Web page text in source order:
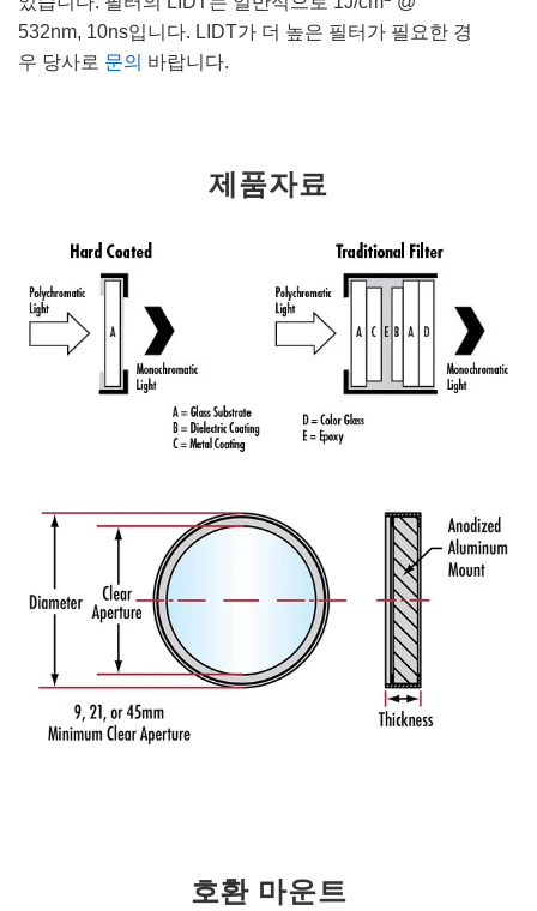
532nm, 10ns입니다. LIDT가 더 높은 필터가 필요한 경
우 당사로 문의 바랍니다.
제품자료
호환 마운트